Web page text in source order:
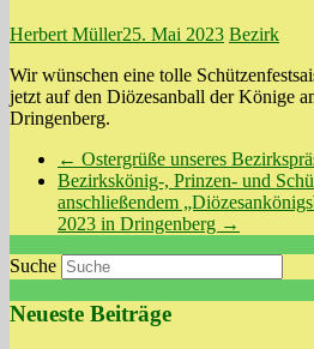
Herbert Müller25. Mai 2023 Bezirk
Wir wünschen eine tolle
jetzt auf den Diözesanball der Könige
Dringenberg.
← Ostergrüße unseres
Bezirkskönig-, Prinzen- und
anschließendem
2023 in Dringenberg →
Suche
Neueste Beiträge